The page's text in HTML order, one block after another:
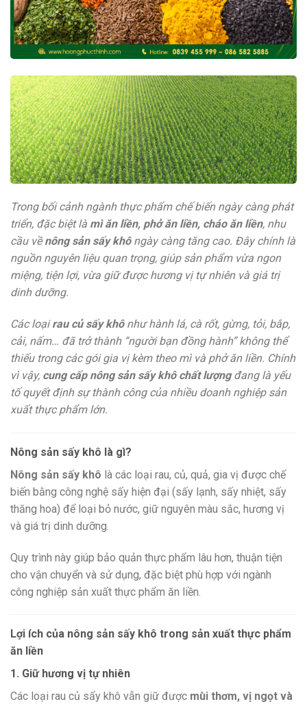
Trong bối cảnh ngành thực phẩm chế biến ngày càng phát
triển, đặc biệt là mì ăn liền, phở ăn liền, cháo ăn liền, nhu
cầu vềnông sản sấy khôngày càng tăng cao. Đây chính là
nguồn nguyên liệu quan trọng, giúp sản phẩm vừa ngon
miệng, tiện lợi, vừa giữ được hương vị tự nhiên và giá trị
dinh dưỡng.
Các loạirau củ sấy khônhư hành lá, cà rốt, gừng, tỏi, bắp,
cải, nấm… đã trở thành “người bạn đồng hành” không thể
thiếu trong các gói gia vị kèm theo mì và phở ăn liền. Chính
vì vậy, cung cấp nông sản sấy khô chất lượngđang là yếu
tố quyết định sự thành công của nhiều doanh nghiệp sản
xuất thực phẩm lớn.
Nông sản sấy khô là gì?
Nông sản sấy khô là các loại rau, củ, quả, gia vị được chế
biến bằng công nghệ sấy hiện đại (sấy lạnh, sấy nhiệt, sấy
thăng hoa) để loại bỏ nước, giữ nguyên màu sắc, hương vị
và giá trị dinh dưỡng.
Quy trình này giúp bảo quản thực phẩm lâu hơn, thuận tiện
cho vận chuyển và sử dụng, đặc biệt phù hợp với ngành
công nghiệp sản xuất thực phẩm ăn liền.
Lợi ích của nông sản sấy khô trong sản xuất thực phẩm
ăn liền
1. Giữ hương vị tự nhiên
Các loại rau củ sấy khô vẫn giữ được mùi thơm, vị ngọt và